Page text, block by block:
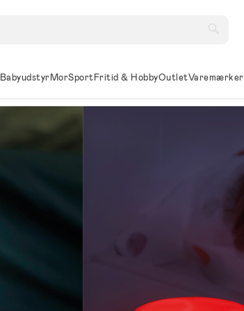
BabyudstyrMorSportFritid & HobbyOutletVaremærker